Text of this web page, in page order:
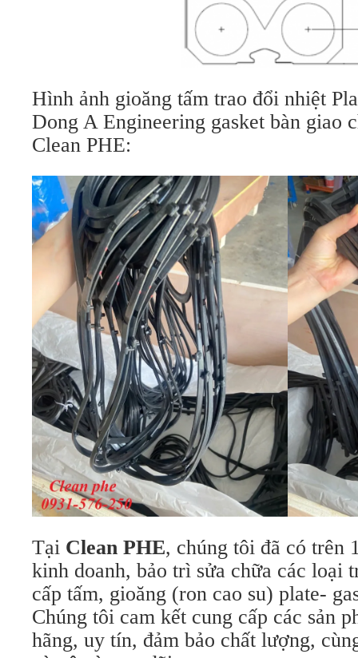
Hình ảnh gioăng tấm trao đổi nhiệt
Dong A Engineering gasket bàn giao
Clean PHE:
Tại Clean PHE, chúng tôi đã có trên
kinh doanh, bảo trì sửa chữa các loại
cấp tấm, gioăng (ron cao su) plate-
Chúng tôi cam kết cung cấp các sản
hãng, uy tín, đảm bảo chất lượng,